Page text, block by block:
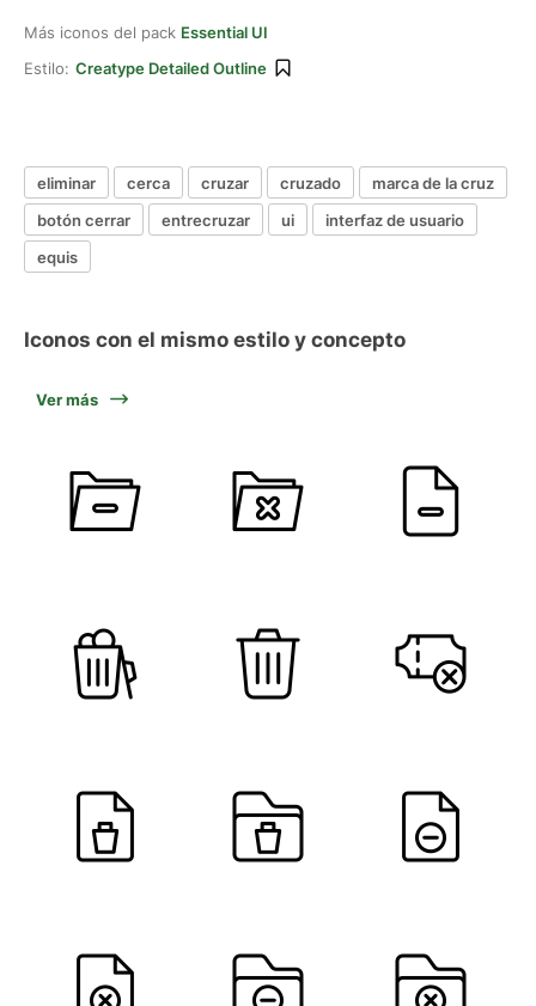
Más iconos del pack Essential UI
Estilo: Creatype Detailed Outline
eliminar cerca cruzar cruzado
marca de la cruz
botón cerrar
entrecruzar ui
interfaz de usuario
equis
Iconos con el mismo estilo y concepto
Ver más